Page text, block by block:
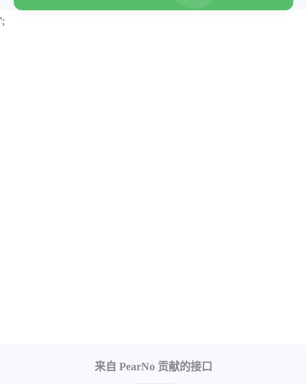
';
来自 PearNo 贡献的接口